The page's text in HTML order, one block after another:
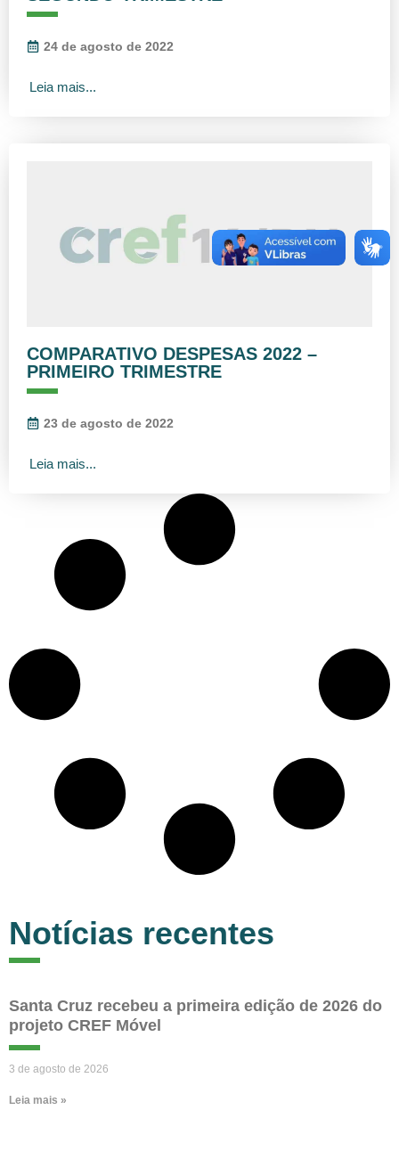
24 de agosto de 2022
Leia mais...
COMPARATIVO DESPESAS 2022 –
PRIMEIRO TRIMESTRE
23 de agosto de 2022
Leia mais...
Notícias recentes
Santa Cruz recebeu a primeira edição de 2026 do
projeto CREF Móvel
3 de agosto de 2026
Leia mais »